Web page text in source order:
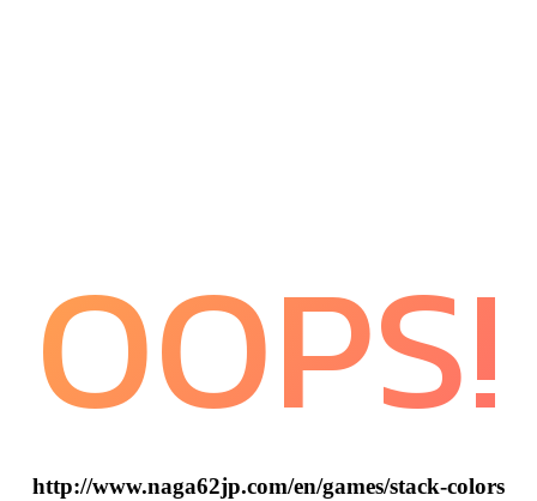
OOPS!
http://www.naga62jp.com/en/games/stack-colors